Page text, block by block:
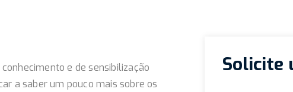
e de sensibilização
a saber um pouco mais sobre os
Solicite